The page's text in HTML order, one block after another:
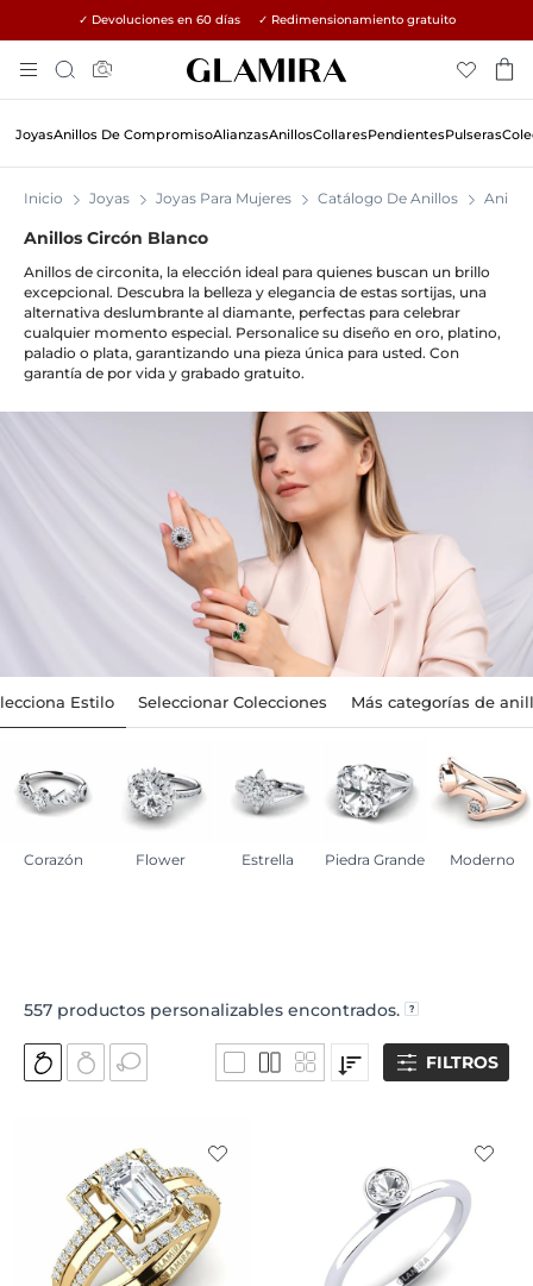
✓ Devoluciones en 60 días ✓ Redimensionamiento gratuito
To
Content
Búsqueda
JoyasAnillos De CompromisoAlianzasAnillosCollaresPendientesPulseras
Inicio Joyas Joyas Para Mujeres Catálogo De Anillos Anillos
Anillos Circón Blanco
Anillos de circonita, la elección ideal para quienes buscan un brillo
excepcional. Descubra la belleza y elegancia de estas sortijas, una
alternativa deslumbrante al diamante, perfectas para celebrar
cualquier momento especial. Personalice su diseño en oro, platino,
paladio o plata, garantizando una pieza única para usted. Con
garantía de por vida y grabado gratuito.
Estilo Seleccionar Colecciones Más categorías de
Corazón Flower Estrella Piedra Grande Moderno
557 productos personalizables encontrados.
FILTROS